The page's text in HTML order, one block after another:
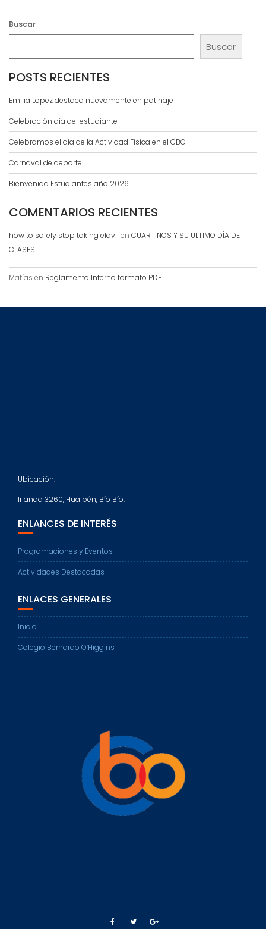
Buscar
Buscar
POSTS RECIENTES
Emilia Lopez destaca nuevamente en patinaje
Celebración día del estudiante
Celebramos el día de la Actividad Física en el CBO
Carnaval de deporte
Bienvenida Estudiantes año 2026
COMENTARIOS RECIENTES
how to safely stop taking elavil en CUARTINOS Y SU ULTIMO DÍA DE
CLASES
Matías en Reglamento Interno formato PDF
Ubicación:
Irlanda 3260, Hualpén, Bío Bío.
ENLANCES DE INTERÉS
Programaciones y Eventos
Actividades Destacadas
ENLACES GENERALES
Inicio
Colegio Bernardo O’Higgins